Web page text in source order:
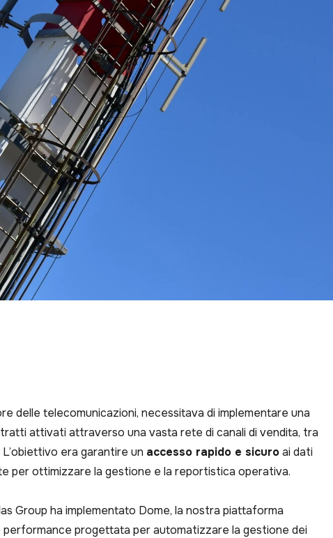
delle telecomunicazioni, necessitava di implementare una
attivati attraverso una vasta rete di canali di vendita, tra
era garantire un accesso rapido e sicuroai dati
per ottimizzare la gestione e la reportistica operativa.
Group ha implementato Dome, la nostra piattaforma
performance progettata per automatizzare la gestione dei